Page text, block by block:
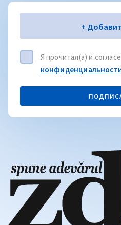
Электронная почта
+
Я прочитал(а) и